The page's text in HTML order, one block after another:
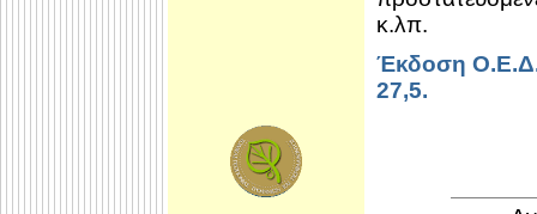
κ.λπ.
Έκδοση
27,5.